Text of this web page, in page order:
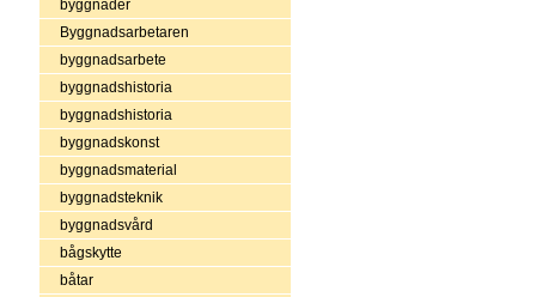
byggnader
Byggnadsarbetaren
byggnadsarbete
byggnadshistoria
byggnadshistoria
byggnadskonst
byggnadsmaterial
byggnadsteknik
byggnadsvård
bågskytte
båtar